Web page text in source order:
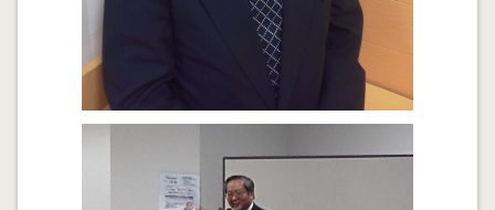
スズメバチに刺された損害は誰に請求できるのか？
2014.06.01
固定資産税納税通知書で確認すべき点
結婚契約書と離婚･･･契約社会におけるリスクヘッジに